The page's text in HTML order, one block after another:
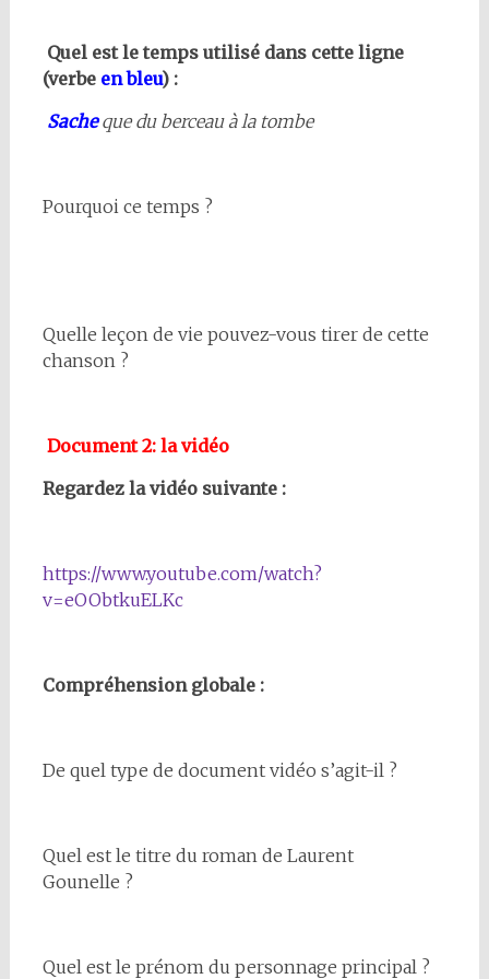
Quel est le temps utilisé dans cette ligne
(verbe en bleu) :
Sacheque du berceau à la tombe
Pourquoi ce temps ?
Quelle leçon de vie pouvez-vous tirer de cette
chanson ?
Document 2: la vidéo
Regardez la vidéo suivante :
https://www.youtube.com/watch?
v=eOObtkuELKc
Compréhension globale :
De quel type de document vidéo s’agit-il ?
Quel est le titre du roman de Laurent
Gounelle ?
Quel est le prénom du personnage principal ?